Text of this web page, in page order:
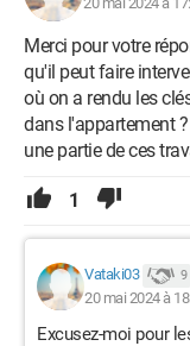
Merci pour votre
qu'il peut faire
où on a rendu les
dans l'appartement
une partie de ces
1
Vataki03 9
20 mai 2024 à
Excusez-moi pour